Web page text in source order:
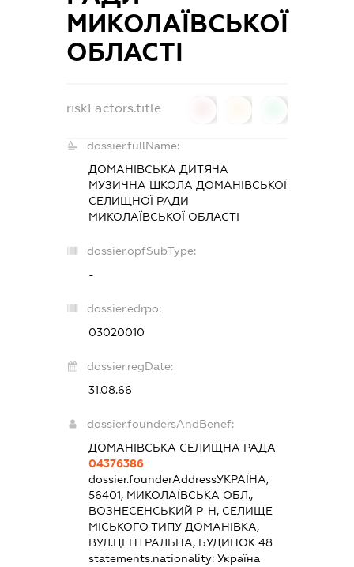
МИКОЛАЇВСЬКОЇ
ОБЛАСТІ
riskFactors.title
dossier.fullName:
ДОМАНІВСЬКА ДИТЯЧА
МУЗИЧНА ШКОЛА ДОМАНІВСЬКОЇ
СЕЛИЩНОЇ РАДИ
МИКОЛАЇВСЬКОЇ ОБЛАСТІ
dossier.opfSubType:
-
dossier.edrpo:
03020010
dossier.regDate:
31.08.66
dossier.foundersAndBenef:
ДОМАНІВСЬКА СЕЛИЩНА РАДА
04376386
dossier.founderAddressУКРАЇНА,
56401, МИКОЛАЇВСЬКА ОБЛ.,
ВОЗНЕСЕНСЬКИЙ Р-Н, СЕЛИЩЕ
МІСЬКОГО ТИПУ ДОМАНІВКА,
ВУЛ.ЦЕНТРАЛЬНА, БУДИНОК 48
statements.nationality:Україна